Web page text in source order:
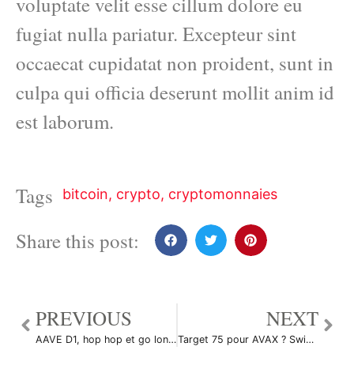
fugiat nulla pariatur. Excepteur sint
occaecat cupidatat non proident, sunt in
culpa qui officia deserunt mollit anim id
est laborum.
Tags bitcoin, crypto, cryptomonnaies
Share this post:
PREVIOUS
AAVE D1, hop hop et go long ! par Hizaack
NEXT
Target 75 pour AVAX ? Swing Trading par GhostInTheShellTwenty